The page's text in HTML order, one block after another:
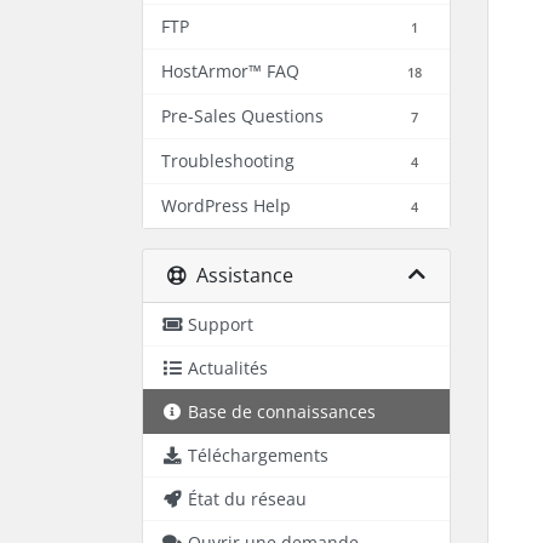
FTP 1
HostArmor™ FAQ 18
Pre-Sales Questions 7
Troubleshooting 4
WordPress Help 4
Assistance
Support
Actualités
Base de connaissances
Téléchargements
État du réseau